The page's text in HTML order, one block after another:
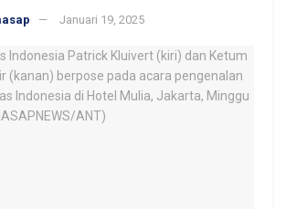
Januari 19, 2025